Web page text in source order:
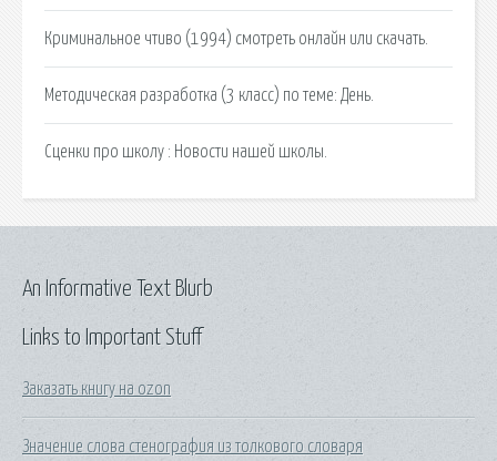
Криминальное чтиво (1994) смотреть онлайн или скачать.
Методическая разработка (3 класс) по теме: День.
Сценки про школу : Новости нашей школы.
Links to Important Stuff
Заказать книгу на ozon
Значение слова стенография из толкового словаря
An Informative Text Blurb